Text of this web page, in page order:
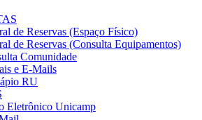
de Reservas (Espaço Físico)
de Reservas (Consulta Equipamentos)
Comunidade
e E-Mails
RU
Eletrônico Unicamp